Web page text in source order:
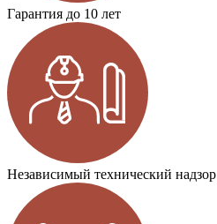
Гарантия до 10 лет
Независимый технический надзор